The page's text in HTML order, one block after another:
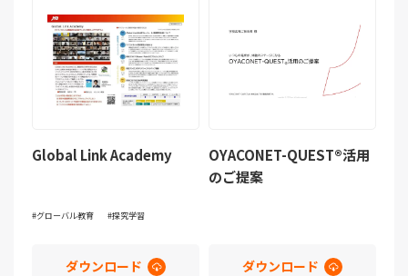
Global Link Academy
グローバル教育 探究学習
ダウンロード
OYACONET-QUEST®活用
のご提案
ダウンロード